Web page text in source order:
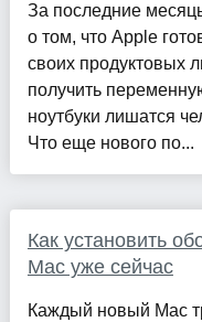
За последние
о том, что Apple
своих продуктовых
получить
ноутбуки лишатся
Что еще нового по...
Как установить
Mac уже сейчас
Каждый новый Mac